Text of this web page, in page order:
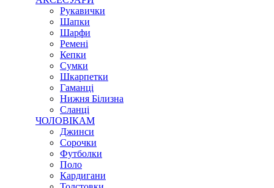
Рукавички
Шапки
Шарфи
Ремені
Кепки
Сумки
Шкарпетки
Гаманці
Нижня Білизна
Сланці
ЧОЛОВІКАМ
Джинси
Сорочки
Футболки
Поло
Кардигани